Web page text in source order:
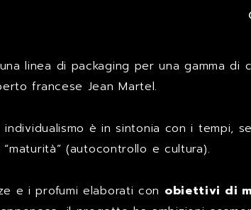
linea di packaging per una gamma di
francese Jean Martel.
è in sintonia con i tempi,
(autocontrollo e cultura).
e i profumi elaborati con obiettivi di